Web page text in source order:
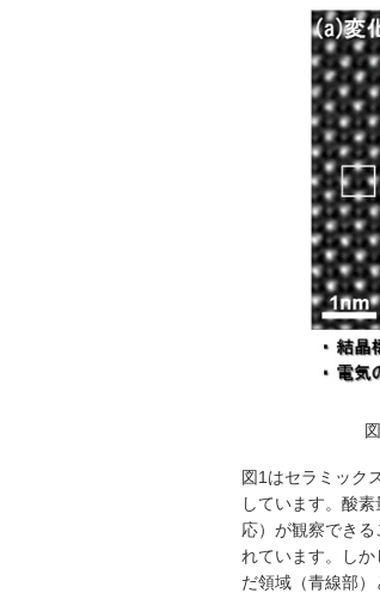
図1はセラミック
しています。酸
応）が観察でき
れています。し
だ領域（青線部